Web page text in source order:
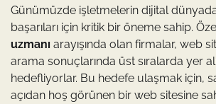
Günümüzde işletmelerin dijital
başarıları için kritik bir öneme sahip.
uzmanı arayışında olan firmalar, web
arama sonuçlarında üst sıralarda yer
hedefliyorlar. Bu hedefe ulaşmak için,
açıdan hoş görünen bir web sitesine